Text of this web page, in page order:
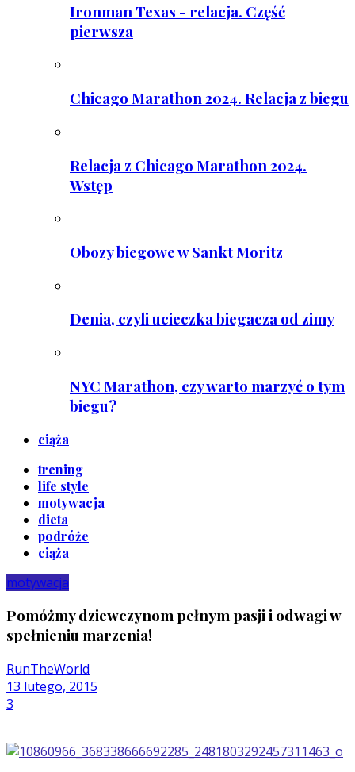
Ironman Texas - relacja. Część
pierwsza
Chicago Marathon 2024. Relacja z biegu
Relacja z Chicago Marathon 2024.
Wstęp
Obozy biegowe w Sankt Moritz
Denia, czyli ucieczka biegacza od zimy
NYC Marathon, czy warto marzyć o tym
biegu?
ciąża
trening
life style
motywacja
dieta
podróże
ciąża
motywacja
Pomóżmy dziewczynom pełnym pasji i odwagi w
spełnieniu marzenia!
RunTheWorld
13 lutego, 2015
3